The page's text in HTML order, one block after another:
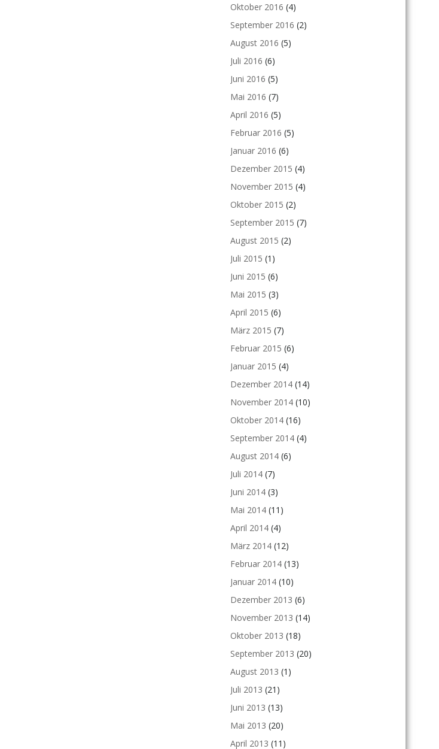
Oktober 2016 (4)
September 2016 (2)
August 2016 (5)
Juli 2016 (6)
Juni 2016 (5)
Mai 2016 (7)
April 2016 (5)
Februar 2016 (5)
Januar 2016 (6)
Dezember 2015 (4)
November 2015 (4)
Oktober 2015 (2)
September 2015 (7)
August 2015 (2)
Juli 2015 (1)
Juni 2015 (6)
Mai 2015 (3)
April 2015 (6)
März 2015 (7)
Februar 2015 (6)
Januar 2015 (4)
Dezember 2014 (14)
November 2014 (10)
Oktober 2014 (16)
September 2014 (4)
August 2014 (6)
Juli 2014 (7)
Juni 2014 (3)
Mai 2014 (11)
April 2014 (4)
März 2014 (12)
Februar 2014 (13)
Januar 2014 (10)
Dezember 2013 (6)
November 2013 (14)
Oktober 2013 (18)
September 2013 (20)
August 2013 (1)
Juli 2013 (21)
Juni 2013 (13)
Mai 2013 (20)
April 2013 (11)